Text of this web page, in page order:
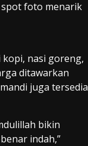
foto menarik
nasi goreng,
ditawarkan
juga tersedia
bikin
indah,”